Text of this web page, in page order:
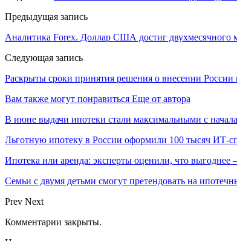
Предыдущая запись
Аналитика Forex. Доллар США достиг двухмесячного
Следующая запись
Раскрыты сроки принятия решения о внесении
Вам также могут понравиться Еще от автора
В июне выдачи ипотеки стали максимальными с
Льготную ипотеку в России оформили 100 тысяч ИТ-
Ипотека или аренда: эксперты оценили, что выгоднее
Семьи с двумя детьми смогут претендовать на
Prev Next
Комментарии закрыты.